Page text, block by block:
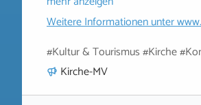
Weitere Informationen unter
#Kultur & Tourismus #Kirche
Kirche-MV